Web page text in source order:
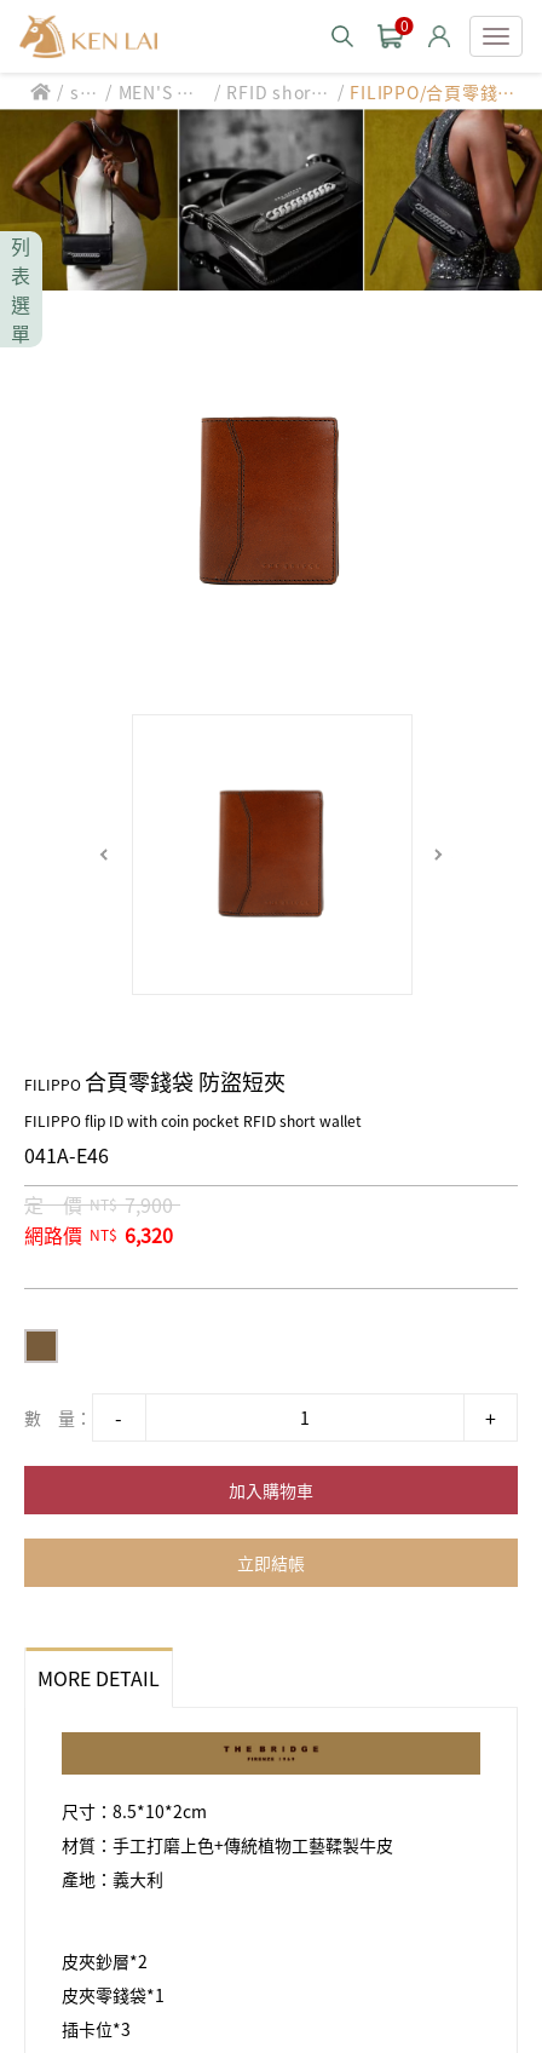
0
款式分類 style
男士包款 MEN'S BAG
男士夾款 MEN'S WALLET
男士皮帶 MEN'S BELT
中性商品 UNISEX BAG/SLG
皮革保養 LEATHER CARE
CHIARUGI
男士包款 MEN'S BAG
男士夾款 MEN'S WALLET
男士皮帶 MEN'S BELT
女士夾款 LADIES' WALLET
中性商品 UNISEX BAG/SLG
CUMAR
女士包款 LADIES' BAG
女士夾款 LADIES' WALLET
中性商品 UNISEX BAG/SLG
Roberta di Camerino
男士夾款 MEN'S WALLET
男士皮帶 MEN'S BELT
女士包款 LADIES' BAG
女士夾款 LADIES' WALLET
男士包款 MEN'S BAG
男士夾款 MEN'S WALLET
女士包款 LADIES' BAG
期間限定 limited edition
珍藏 THE BRIDGE (TB SPECIAL)
中性商品 UNISEX BAG/SLG
/ sty
le
/ MEN'S WA
LLET
/ RFID short
wallet
/ FILIPPO/合頁零錢
袋/防盜短夾
列
表
選
單
FILIPPO 合頁零錢袋 防盜短夾
FILIPPO flip ID with coin pocket RFID short wallet
041A-E46
定 價 NT$ 7,900
網路價 NT$ 6,320
數 量：
加入購物車
立即結帳
MORE DETAIL
尺寸：8.5*10*2cm
材質：手工打磨上色+傳統植物工藝鞣製牛皮
產地：義大利
皮夾鈔層*2
皮夾零錢袋*1
插卡位*3